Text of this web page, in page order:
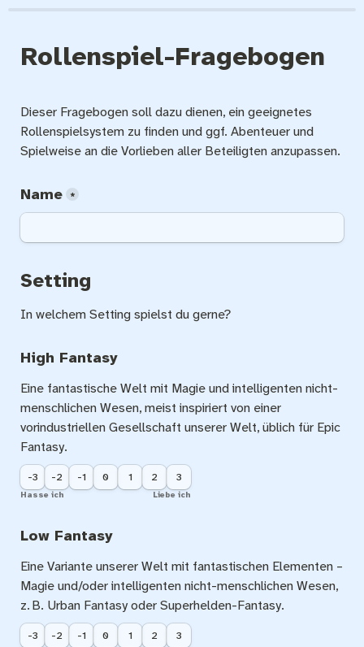
Rollenspiel-Fragebogen
Dieser Fragebogen soll dazu dienen, ein geeignetes
Rollenspielsystem zu finden und ggf. Abenteuer und
Spielweise an die Vorlieben aller Beteiligten anzupassen.
Name *
Setting
In welchem Setting spielst du gerne?
High Fantasy
Eine fantastische Welt mit Magie und intelligenten nicht-
menschlichen Wesen, meist inspiriert von einer
vorindustriellen Gesellschaft unserer Welt, üblich für Epic
Fantasy.
-3 -2 -1 0 1 2 3
Hasse ich Liebe ich
Low Fantasy
Eine Variante unserer Welt mit fantastischen Elementen –
Magie und/oder intelligenten nicht-menschlichen Wesen,
z. B. Urban Fantasy oder Superhelden-Fantasy.
-3 -2 -1 0 1 2 3